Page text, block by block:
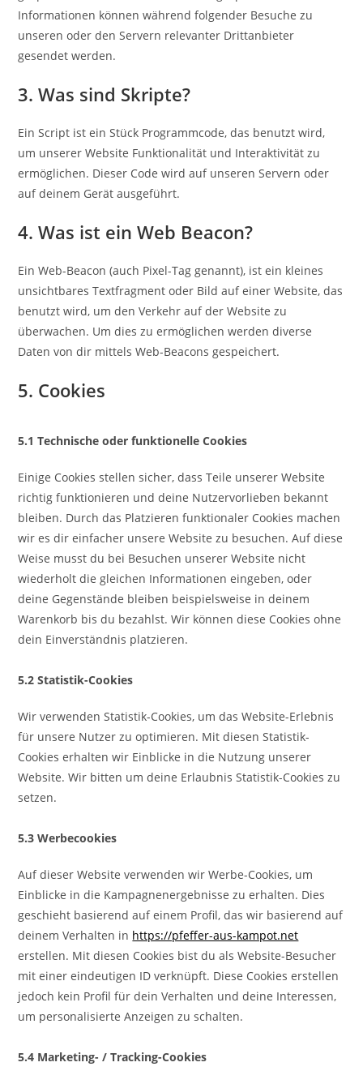
Informationen können während folgender Besuche zu
unseren oder den Servern relevanter Drittanbieter
gesendet werden.
3. Was sind Skripte?
Ein Script ist ein Stück Programmcode, das benutzt wird,
um unserer Website Funktionalität und Interaktivität zu
ermöglichen. Dieser Code wird auf unseren Servern oder
auf deinem Gerät ausgeführt.
4. Was ist ein Web Beacon?
Ein Web-Beacon (auch Pixel-Tag genannt), ist ein kleines
unsichtbares Textfragment oder Bild auf einer Website, das
benutzt wird, um den Verkehr auf der Website zu
überwachen. Um dies zu ermöglichen werden diverse
Daten von dir mittels Web-Beacons gespeichert.
5. Cookies
5.1 Technische oder funktionelle Cookies
Einige Cookies stellen sicher, dass Teile unserer Website
richtig funktionieren und deine Nutzervorlieben bekannt
bleiben. Durch das Platzieren funktionaler Cookies machen
wir es dir einfacher unsere Website zu besuchen. Auf diese
Weise musst du bei Besuchen unserer Website nicht
wiederholt die gleichen Informationen eingeben, oder
deine Gegenstände bleiben beispielsweise in deinem
Warenkorb bis du bezahlst. Wir können diese Cookies ohne
dein Einverständnis platzieren.
5.2 Statistik-Cookies
Wir verwenden Statistik-Cookies, um das Website-Erlebnis
für unsere Nutzer zu optimieren. Mit diesen Statistik-
Cookies erhalten wir Einblicke in die Nutzung unserer
Website. Wir bitten um deine Erlaubnis Statistik-Cookies zu
setzen.
5.3 Werbecookies
Auf dieser Website verwenden wir Werbe-Cookies, um
Einblicke in die Kampagnenergebnisse zu erhalten. Dies
geschieht basierend auf einem Profil, das wir basierend auf
deinem Verhalten in https://pfeffer-aus-kampot.net
erstellen. Mit diesen Cookies bist du als Website-Besucher
mit einer eindeutigen ID verknüpft. Diese Cookies erstellen
jedoch kein Profil für dein Verhalten und deine Interessen,
um personalisierte Anzeigen zu schalten.
5.4 Marketing- / Tracking-Cookies